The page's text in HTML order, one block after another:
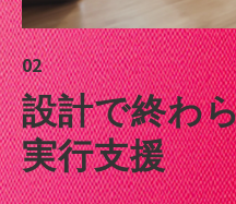
02
設計で終わ
実行支援